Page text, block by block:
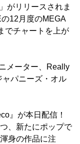
がリリースされま
12月度のMEGA
でチャートを上が
メーター、Really
パニーズ・オル
』が本日配信！
、新たにポップで
身の作品に注